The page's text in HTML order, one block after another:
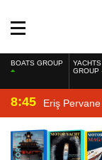
BOATS GROUP
YACHTS
GROUP
8:45 Eriş